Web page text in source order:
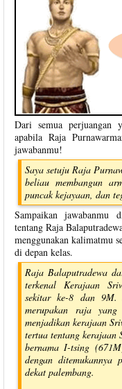
Dari semua perjuangan
apabila Raja
jawabanmu!
Saya setuju Raja
beliau membangun
puncak kejayaan, dan
Sampaikan jawabanmu
tentang Raja
menggunakan kalimatmu
di depan kelas.
Raja Balaputradewa
terkenal Kerajaan
sekitar ke-8 dan 9M.
merupakan raja
menjadikan kerajaan
tertua tentang kerajaan
bernama I-tsing
dengan
dekat palembang.